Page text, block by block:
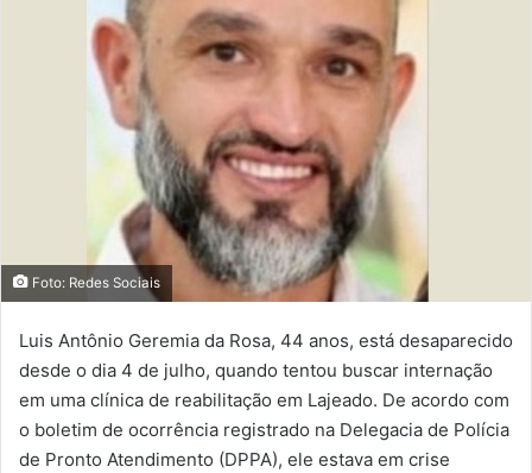
Foto: Redes Sociais
Luis Antônio Geremia da Rosa, 44 anos, está desaparecido
desde o dia 4 de julho, quando tentou buscar internação
em uma clínica de reabilitação em Lajeado. De acordo com
o boletim de ocorrência registrado na Delegacia de Polícia
de Pronto Atendimento (DPPA), ele estava em crise